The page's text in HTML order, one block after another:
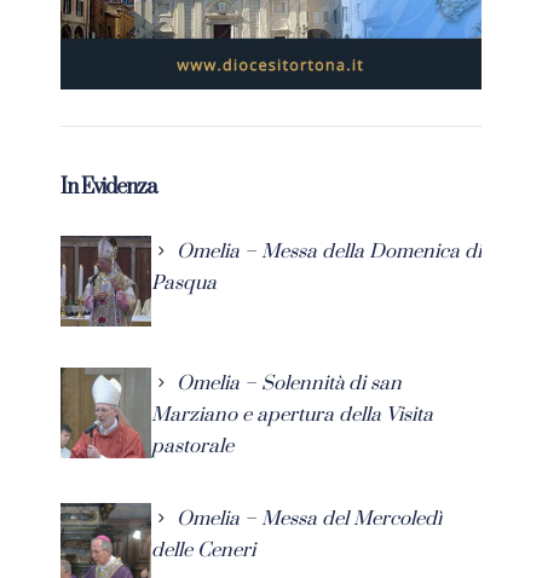
In Evidenza
Omelia – Messa della Domenica di
Pasqua
Omelia – Solennità di san
Marziano e apertura della Visita
pastorale
Omelia – Messa del Mercoledì
delle Ceneri